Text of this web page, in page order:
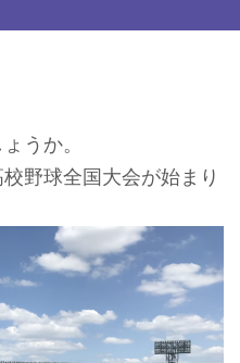
うか。
野球全国大会が始まり